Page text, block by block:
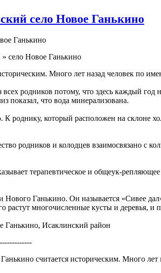
село Новое Ганькино
село Новое Ганькино
Много лет назад человек по
всех родников потому, что здесь каждый
показал, что вода минерализована.
К роднику, который расположен на склоне
родников и колодцев взаимосвязано с
терапевтическое и общеук-репляющее
Ганькино. Он называется «Сивее
растут многочисленные кусты и деревья,
Ганькино, Исаклинский район
считается историческим. Много